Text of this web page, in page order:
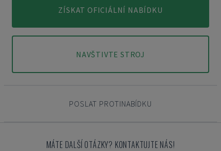
ZÍSKAT OFICIÁLNÍ NABÍDKU
NAVŠTIVTE STROJ
POSLAT PROTINABÍDKU
MÁTE DALŠÍ OTÁZKY? KONTAKTUJTE NÁS!